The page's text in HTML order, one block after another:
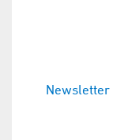
Newsletter